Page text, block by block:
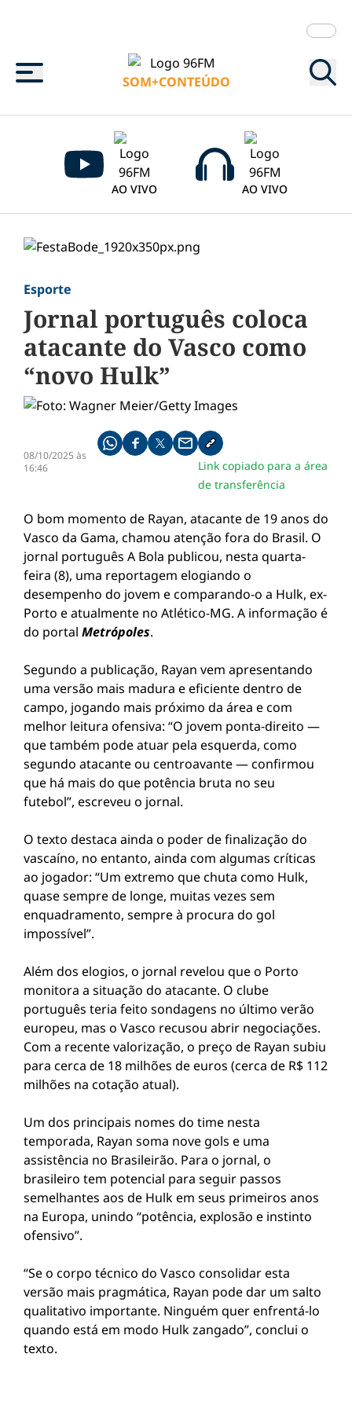
Menu
SOM+CONTEÚDO
AO VIVO AO VIVO
Esporte
Jornal português coloca
atacante do Vasco como
“novo Hulk”
08/10/2025 às
16:46
Compartilhe pelo whatsapp
Compartilhar no facebook
Compartilhar no twitter
Compartilhe pelo email
Copiar link da notícia
Link copiado para a área
de transferência
O bom momento de Rayan, atacante de 19 anos do
Vasco da Gama, chamou atenção fora do Brasil. O
jornal português A Bola publicou, nesta quarta-
feira (8), uma reportagem elogiando o
desempenho do jovem e comparando-o a Hulk, ex-
Porto e atualmente no Atlético-MG. A informação é
do portal Metrópoles.
Segundo a publicação, Rayan vem apresentando
uma versão mais madura e eficiente dentro de
campo, jogando mais próximo da área e com
melhor leitura ofensiva: “O jovem ponta-direito —
que também pode atuar pela esquerda, como
segundo atacante ou centroavante — confirmou
que há mais do que potência bruta no seu
futebol”, escreveu o jornal.
O texto destaca ainda o poder de finalização do
vascaíno, no entanto, ainda com algumas críticas
ao jogador: “Um extremo que chuta como Hulk,
quase sempre de longe, muitas vezes sem
enquadramento, sempre à procura do gol
impossível”.
Além dos elogios, o jornal revelou que o Porto
monitora a situação do atacante. O clube
português teria feito sondagens no último verão
europeu, mas o Vasco recusou abrir negociações.
Com a recente valorização, o preço de Rayan subiu
para cerca de 18 milhões de euros (cerca de R$ 112
milhões na cotação atual).
Um dos principais nomes do time nesta
temporada, Rayan soma nove gols e uma
assistência no Brasileirão. Para o jornal, o
brasileiro tem potencial para seguir passos
semelhantes aos de Hulk em seus primeiros anos
na Europa, unindo “potência, explosão e instinto
ofensivo”.
“Se o corpo técnico do Vasco consolidar esta
versão mais pragmática, Rayan pode dar um salto
qualitativo importante. Ninguém quer enfrentá-lo
quando está em modo Hulk zangado”, conclui o
texto.